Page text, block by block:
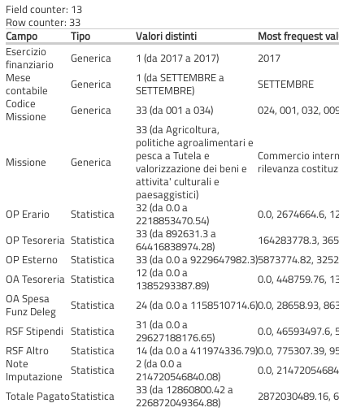
Field counter: 13
Row counter: 33
Campo
Tipo Valori distinti
Most frequest
Esercizio
finanziario
Generica 1 (da 2017 a 2017)
2017
Mese
contabile
Generica
1 (da SETTEMBRE a
SETTEMBRE)
SETTEMBRE
Codice
Missione
Generica 33 (da 001 a 034) 024, 001, 032,
Missione Generica
33 (da Agricoltura,
politiche agroalimentari e
pesca a Tutela e
valorizzazione dei beni e
attivita' culturali e
paesaggistici)
Commercio
rilevanza
OP Erario Statistica
32 (da 0.0 a
2218853470.54)
0.0, 2674664.6,
OP Tesoreria Statistica
33 (da 892631.3 a
64416838974.28)
164283778.3,
OP Esterno
Statistica 33 (da 0.0 a 9229647982.3)5873774.82,
OA Tesoreria Statistica
12 (da 0.0 a
1385293387.89)
0.0, 448759.76,
OA Spesa
Funz Deleg
Statistica 24 (da 0.0 a 1158510714.6)0.0, 28658.93,
RSF Stipendi Statistica
31 (da 0.0 a
29627188176.65)
0.0, 46593497.6,
RSF Altro
Statistica 14 (da 0.0 a 411974336.79)0.0, 775307.39,
Note
Imputazione Statistica
2 (da 0.0 a
214720546840.08)
0.0,
Totale PagatoStatistica
33 (da 12860800.42 a
226872049364.88)
2872030489.16,